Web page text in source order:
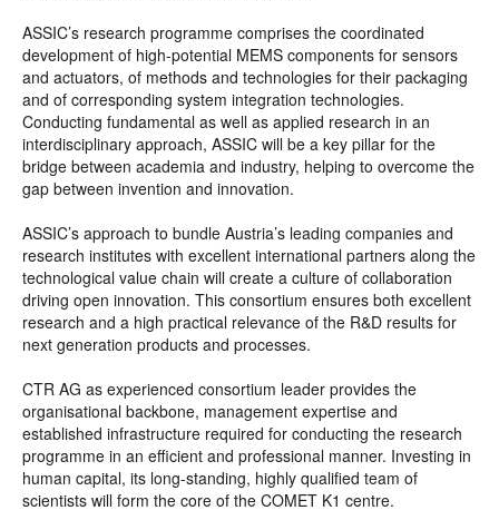
ASSIC’s research programme comprises the coordinated
development of high-potential MEMS components for sensors
and actuators, of methods and technologies for their packaging
and of corresponding system integration technologies.
Conducting fundamental as well as applied research in an
interdisciplinary approach, ASSIC will be a key pillar for the
bridge between academia and industry, helping to overcome the
gap between invention and innovation.
ASSIC’s approach to bundle Austria’s leading companies and
research institutes with excellent international partners along the
technological value chain will create a culture of collaboration
driving open innovation. This consortium ensures both excellent
research and a high practical relevance of the R&D results for
next generation products and processes.
CTR AG as experienced consortium leader provides the
organisational backbone, management expertise and
established infrastructure required for conducting the research
programme in an efficient and professional manner. Investing in
human capital, its long-standing, highly qualified team of
scientists will form the core of the COMET K1 centre.